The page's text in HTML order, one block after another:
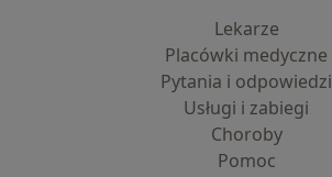
Lekarze
Placówki medyczne
Pytania i odpowiedzi
Usługi i zabiegi
Choroby
Pomoc